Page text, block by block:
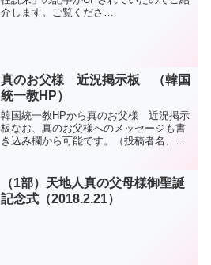
介します。ご覧くださ
真のお父様 近況掲示板 （韓国
統一教HP）
韓国統一教HPから真のお父様 近況掲示
板なお、真のお父様へのメッセージも書
き込み欄から可能です。（投稿者名、パ
ゴリー：참아버님 힘내세요(Father we are
w...
（1部）天地人真の父母様御聖誕
記念式（2018.2.21）